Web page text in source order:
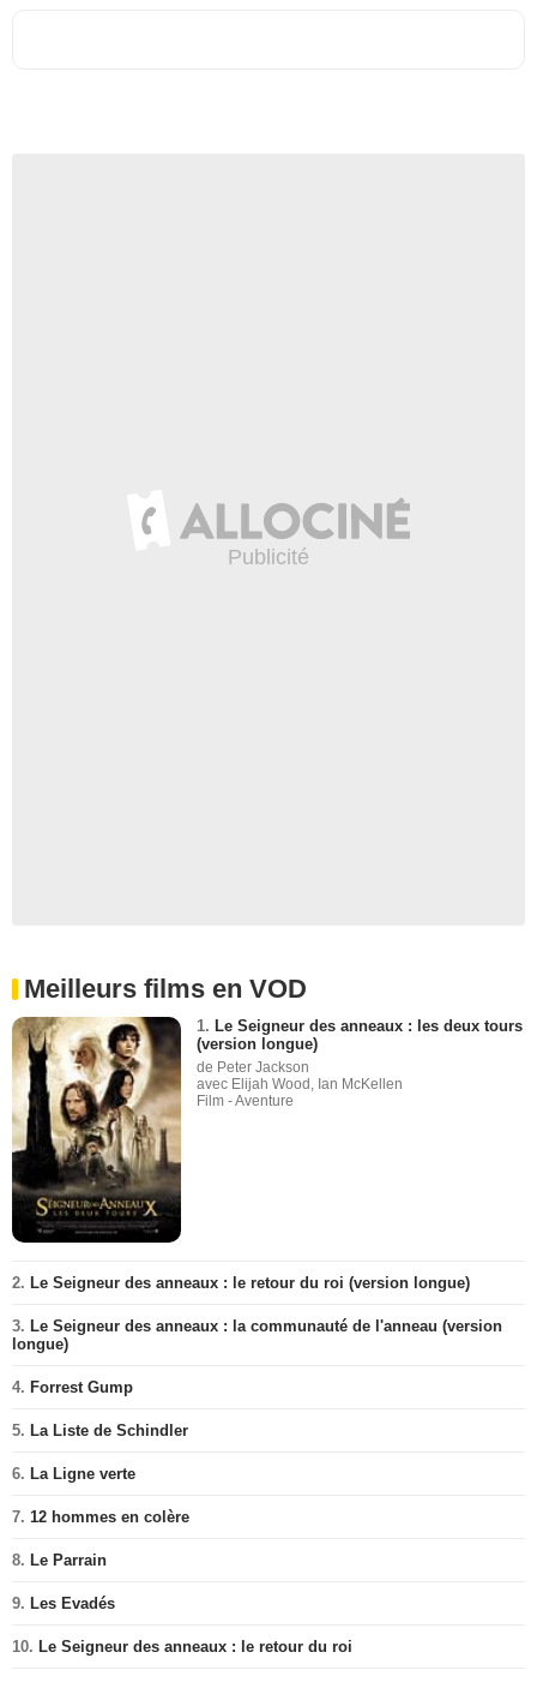
Meilleurs films en VOD
1. Le Seigneur des anneaux : les deux tours
(version longue)
de Peter Jackson
avec Elijah Wood, Ian McKellen
Film - Aventure
2. Le Seigneur des anneaux : le retour du roi (version longue)
3. Le Seigneur des anneaux : la communauté de l'anneau (version
longue)
4. Forrest Gump
5. La Liste de Schindler
6. La Ligne verte
7. 12 hommes en colère
8. Le Parrain
9. Les Evadés
10. Le Seigneur des anneaux : le retour du roi